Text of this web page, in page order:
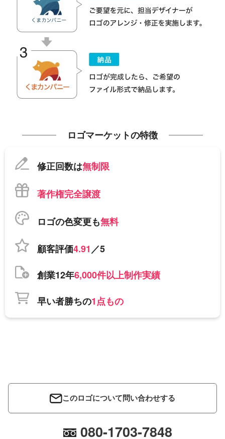
ロゴマーケットの特徴
修正回数は無制限
著作権完全譲渡
ロゴの色変更も無料
顧客評価4.91／5
創業12年6,000件以上制作実績
早い者勝ちの1点もの
このロゴについて問い合わせする
080-1703-7848